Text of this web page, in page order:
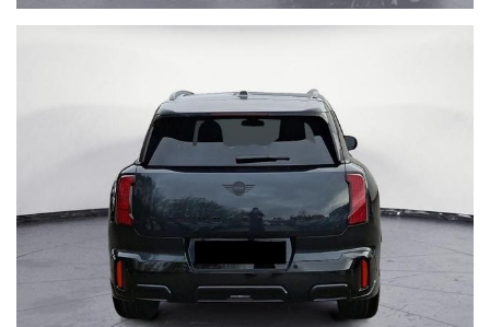
POSSIBILITA' DI FINANZIAMENTO ANCHE PER IMPORTO
TOTALE FINO A 96 RATE
La conferma finale avverrà alla visione della vettura, presso la
È possibile richiedere un colore o un allestimento differente:
verificheremo tra le disponibilità ufficiali la soluzione più adatta
alle vostre esigenze.
DISPONIAMO DI VETTURE AZIENDALI/SEMESTRALI/NUOVE
AUDI, BMW, MINI, MERCEDES-BENZ, VOLKSWAGEN,
PORSCHE, CUPRA, FORD, JEEP, LAND ROVER, VOLVO,